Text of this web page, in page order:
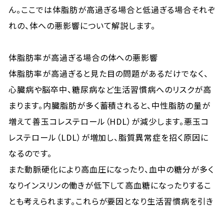
ん。ここでは体脂肪が高過ぎる場合と低過ぎる場合それぞ
れの、体への悪影響について解説します。
体脂肪率が高過ぎる場合の体への悪影響
体脂肪率が高過ぎると見た目の問題があるだけでなく、
心臓病や脳卒中、糖尿病など生活習慣病へのリスクが高
まります。内臓脂肪が多く蓄積されると、中性脂肪の量が
増えて善玉コレステロール（HDL）が減少します。悪玉コ
レステロール（LDL）が増加し、脂質異常症を招く原因に
なるのです。
また動脈硬化により高血圧になったり、血中の糖分が多く
なりインスリンの働きが低下して高血糖になったりするこ
とも考えられます。これらが要因となり生活習慣病を引き